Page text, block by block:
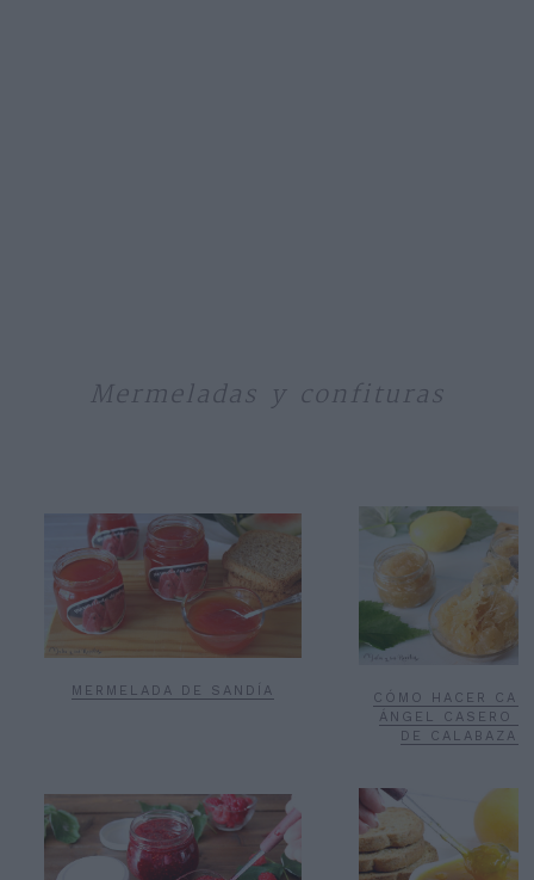
Mermeladas y confituras
MERMELADA DE SANDÍA
CÓMO HACER
ÁNGEL CASERO
DE CALABAZA